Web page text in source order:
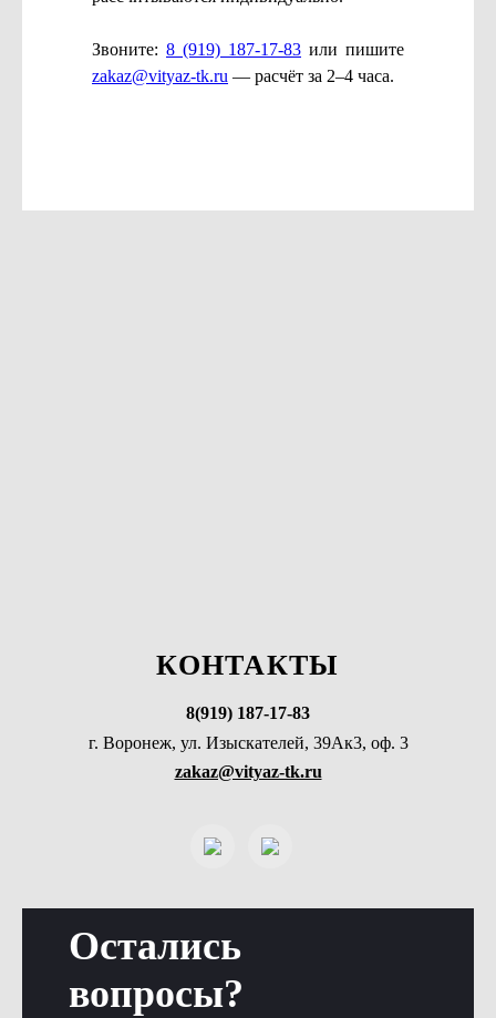
Звоните: 8 (919) 187-17-83 или пишите
zakaz@vityaz-tk.ru — расчёт за 2–4 часа.
Остались
вопросы?
КОНТАКТЫ
8(919) 187-17-83
г. Воронеж, ул. Изыскателей, 39Ак3, оф. 3
zakaz@vityaz-tk.ru